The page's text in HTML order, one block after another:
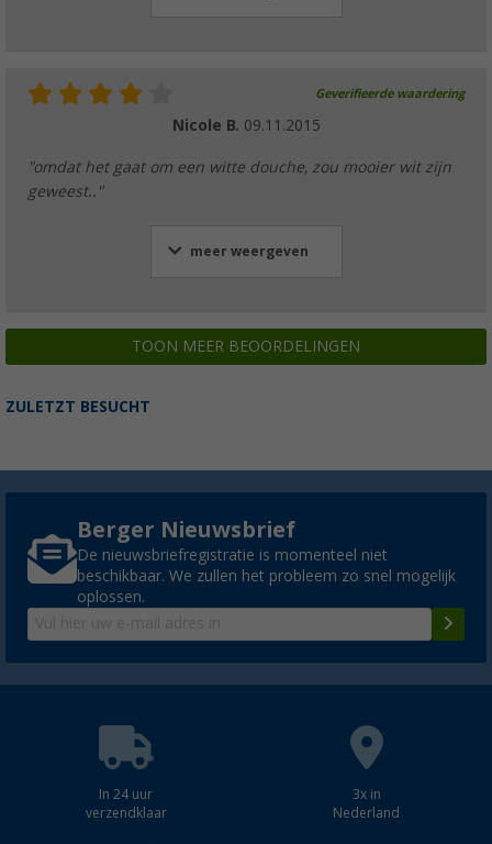
Geverifieerde waardering
Nicole B. 09.11.2015
"omdat het gaat om een witte douche, zou mooier wit zijn
geweest.."
meer weergeven
TOON MEER BEOORDELINGEN
ZULETZT BESUCHT
Berger Nieuwsbrief
De nieuwsbriefregistratie is momenteel niet
beschikbaar. We zullen het probleem zo snel mogelijk
oplossen.
In 24 uur
verzendklaar
3x in
Nederland